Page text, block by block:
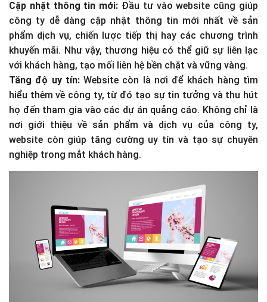
Cập nhật thông tin mới: Đầu tư vào website cũng giúp
công ty dễ dàng cập nhật thông tin mới nhất về sản
phẩm dịch vụ, chiến lược tiếp thị hay các chương trình
khuyến mãi. Như vậy, thương hiệu có thể giữ sự liên lạc
với khách hàng, tạo mối liên hệ bền chặt và vững vàng.
Tăng độ uy tín:Website còn là nơi để khách hàng tìm
hiểu thêm về công ty, từ đó tạo sự tin tưởng và thu hút
họ đến tham gia vào các dự án quảng cáo. Không chỉ là
nơi giới thiệu về sản phẩm và dịch vụ của công ty,
website còn giúp tăng cường uy tín và tạo sự chuyên
nghiệp trong mắt khách hàng.